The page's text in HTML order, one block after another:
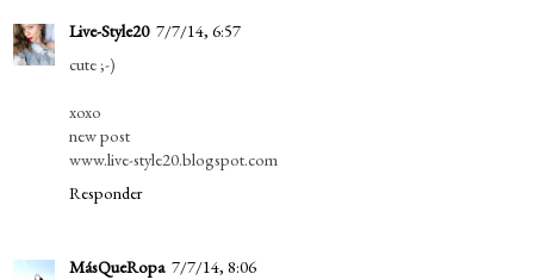
Live-Style20 7/7/14, 6:57
cute ;-)
xoxo
new post
www.live-style20.blogspot.com
Responder
MásQueRopa 7/7/14, 8:06